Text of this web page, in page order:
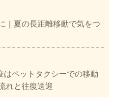
｜夏の長距離移動で気をつ
はペットタクシーでの移動
れと往復送迎